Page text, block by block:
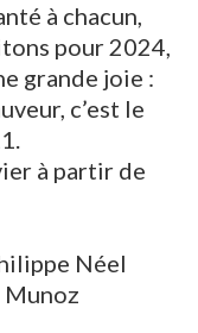
à chacun,
pour 2024,
grande joie :
c’est le
à partir de
Néel
Munoz